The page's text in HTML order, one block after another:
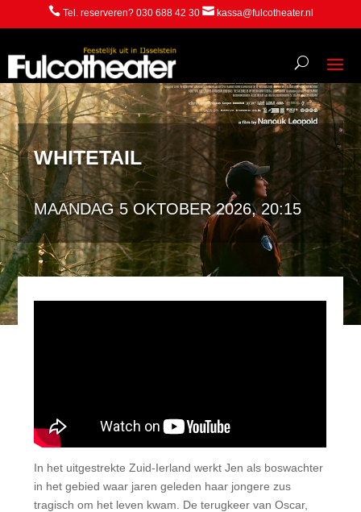
Tel. reserveren? 030 688 42 30  kassa@fulcotheater.nl
WHITETAIL
MAANDAG 5 OKTOBER 2026, 20:15
In het uitgestrekte Zuid-Ierland werkt Jen als boswachter
in het gebied waar jaren geleden haar jongere zus
tragisch om het leven kwam. De terugkeer van Oscar,